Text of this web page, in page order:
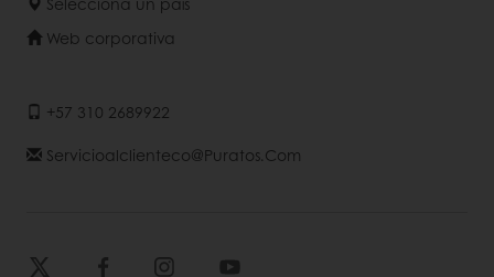
Web corporativa
+57 310 2689922
Servicioalclienteco@puratos.com